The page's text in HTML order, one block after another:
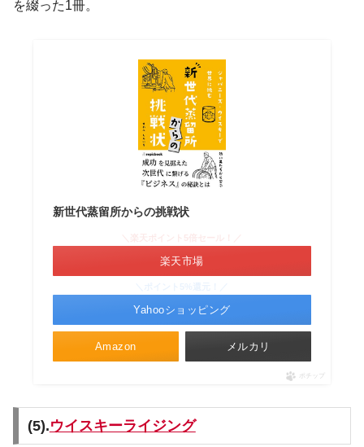
を綴った1冊。
新世代蒸留所からの挑戦状
Amazon
楽天市場
Yahooショッピング
メルカリ
ポチップ
(5).ウイスキーライジング